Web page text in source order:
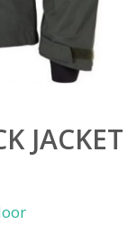
JACKET